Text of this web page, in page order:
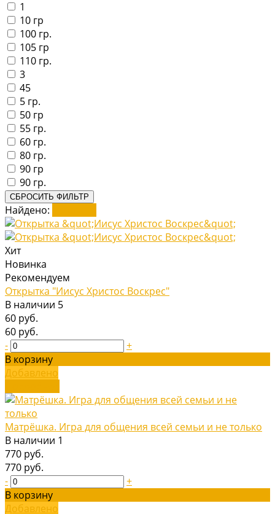
1
10 гр
100 гр.
105 гр
110 гр.
3
45
5 гр.
50 гр
55 гр.
60 гр.
80 гр.
90 гр
90 гр.
СБРОСИТЬ ФИЛЬТР
Найдено:
Хит
Новинка
Рекомендуем
Открытка "Иисус Христос Воскрес"
В наличии 5
60 руб.
60 руб.
-
+
В корзину
Добавлено
Матрёшка. Игра для общения всей семьи и не только
В наличии 1
770 руб.
770 руб.
-
+
В корзину
Добавлено